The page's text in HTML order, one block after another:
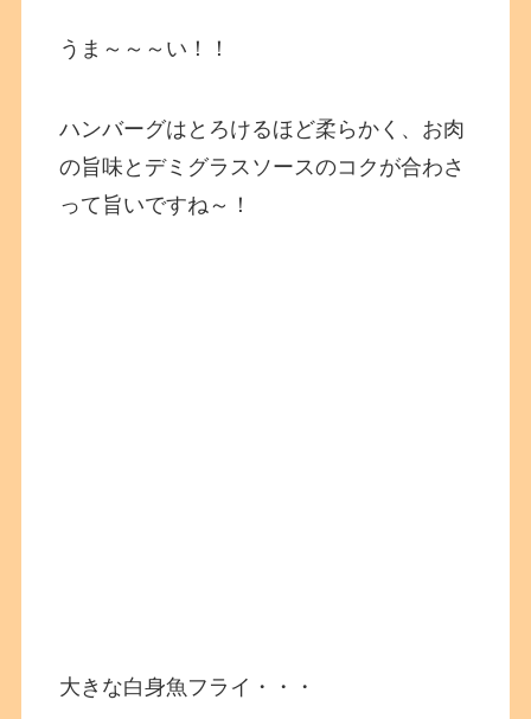
うま～～～い！！
ハンバーグはとろけるほど柔らかく、お肉
の旨味とデミグラスソースのコクが合わさ
って旨いですね～！
大きな白身魚フライ・・・